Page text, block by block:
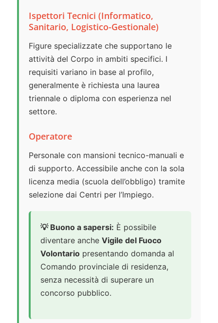
Ispettori Tecnici (Informatico,
Sanitario, Logistico-Gestionale)
Figure specializzate che supportano le
attività del Corpo in ambiti specifici. I
requisiti variano in base al profilo,
generalmente è richiesta una laurea
triennale o diploma con esperienza nel
settore.
Operatore
Personale con mansioni tecnico-manuali e
di supporto. Accessibile anche con la sola
licenza media (scuola dell’obbligo) tramite
selezione dai Centri per l’Impiego.
💡 Buono a sapersi: È possibile
diventare anche Vigile del Fuoco
Volontario presentando domanda al
Comando provinciale di residenza,
senza necessità di superare un
concorso pubblico.